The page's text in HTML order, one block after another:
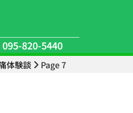
095-820-5440
体験談 Page 7